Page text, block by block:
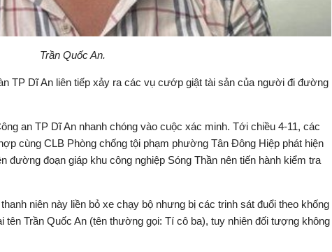
Trần Quốc An.
TP Dĩ An liên tiếp xảy ra các vụ cướp giật tài sản của người đi đường
an TP Dĩ An nhanh chóng vào cuộc xác minh. Tới chiều 4-11, các
cùng CLB Phòng chống tội phạm phường Tân Đông Hiệp phát hiện
đường đoạn giáp khu công nghiệp Sóng Thần nên tiến hành kiểm tra
niên này liền bỏ xe chạy bộ nhưng bị các trinh sát đuổi theo khống
Trần Quốc An (tên thường gọi: Tí cô ba), tuy nhiên đối tượng không